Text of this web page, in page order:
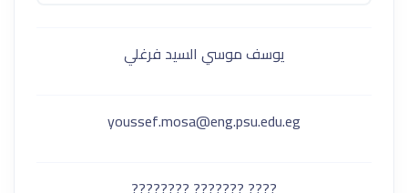
يوسف موسي السيد فرغلي
youssef.mosa@eng.psu.edu.eg